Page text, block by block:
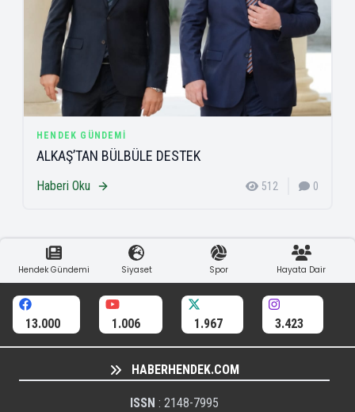
HENDEK GÜNDEMI
ALKAŞ’TAN BÜLBÜLE DESTEK
Haberi Oku 512 0
Hendek Gündemi Siyaset Spor Hayata Dair
13.000 1.006 1.967 3.423
HABERHENDEK.COM
ISSN : 2148-7995